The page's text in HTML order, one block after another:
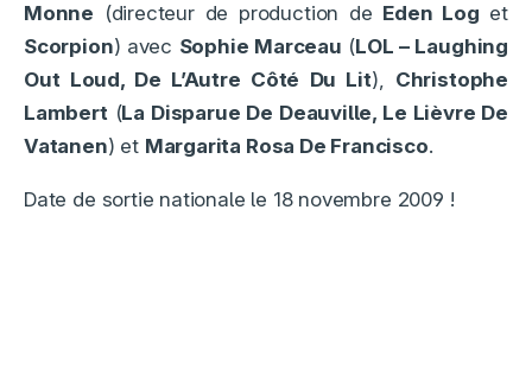
Monne (directeur de production de Eden Log et
Scorpion) avec Sophie Marceau (LOL – Laughing
Out Loud, De L’Autre Côté Du Lit), Christophe
Lambert(La Disparue De Deauville, Le Lièvre De
Vatanen) et Margarita Rosa De Francisco.
Date de sortie nationale le 18 novembre 2009 !